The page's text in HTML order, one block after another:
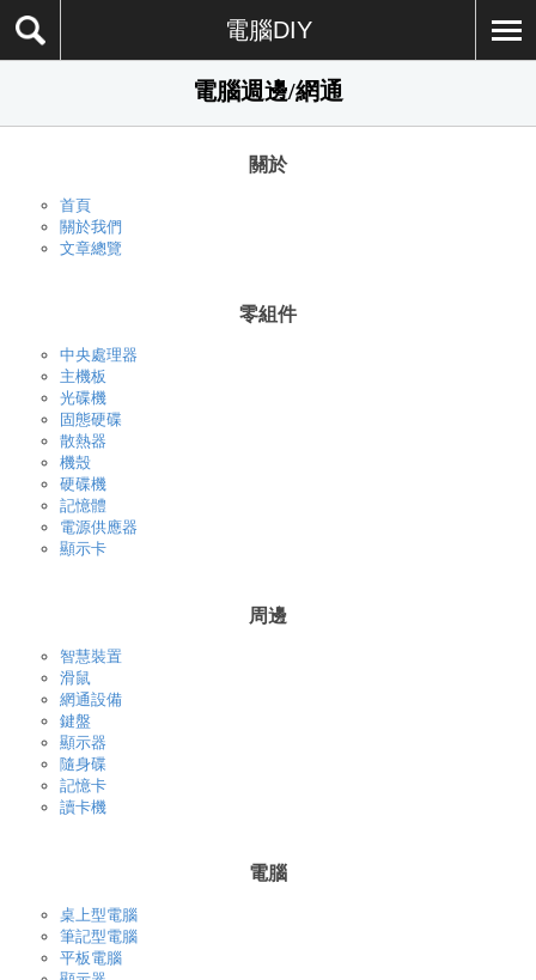
電腦DIY
電腦週邊/網通
關於
首頁
關於我們
文章總覽
零組件
中央處理器
主機板
光碟機
固態硬碟
散熱器
機殼
硬碟機
記憶體
電源供應器
顯示卡
周邊
智慧裝置
滑鼠
網通設備
鍵盤
顯示器
隨身碟
記憶卡
讀卡機
電腦
桌上型電腦
筆記型電腦
平板電腦